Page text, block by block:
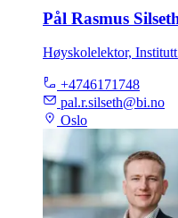
Pål Rasmus
Høyskolelektor,
+4746171748
pal.r.silseth@bi.no
Oslo